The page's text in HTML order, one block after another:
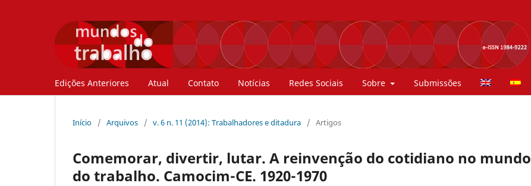
Edições Anteriores Atual Contato Notícias Redes Sociais Sobre Submissões
Início / Arquivos / v. 6 n. 11 (2014): Trabalhadores e ditadura / Artigos
Comemorar, divertir, lutar. A reinvenção do cotidiano no mundo
do trabalho. Camocim-CE. 1920-1970